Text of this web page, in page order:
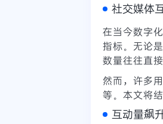
社交媒体
在当今数字
指标。无论
数量往往直
然而，许多
等。本文将
互动量飙